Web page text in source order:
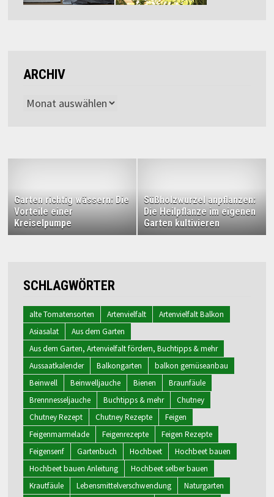
ARCHIV
Archiv
Garten richtig wässern: Die
Vorteile einer
Kreiselpumpe
Süßholzwurzel anpflanzen:
Die Heilpflanze im eigenen
Garten kultivieren
SCHLAGWÖRTER
alte Tomatensorten Artenvielfalt
Artenvielfalt Balkon
Asiasalat
Aus dem Garten
Aus dem Garten, Artenvielfalt fördern, Buchtipps & mehr
Aussaatkalender
Balkongarten
balkon gemüseanbau
Beinwell
Beinwelljauche Bienen
Braunfäule
Brennnesseljauche
Buchtipps & mehr
Chutney
Chutney Rezept
Chutney Rezepte
Feigen
Feigenmarmelade
Feigenrezepte
Feigen Rezepte
Feigensenf
Gartenbuch Hochbeet
Hochbeet bauen
Hochbeet bauen Anleitung
Hochbeet selber bauen
Krautfäule
Lebensmittelverschwendung Naturgarten